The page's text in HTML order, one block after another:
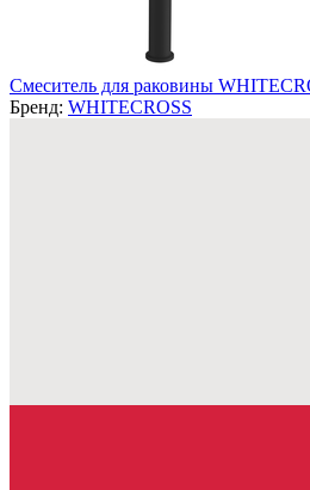
Смеситель для раковины
Бренд: WHITECROSS